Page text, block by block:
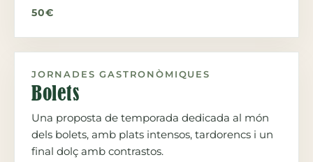
50€
JORNADES GASTRONÒMIQUES
Bolets
Una proposta de temporada dedicada al món
dels bolets, amb plats intensos, tardorencs i un
final dolç amb contrastos.